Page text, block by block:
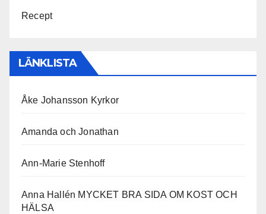
Recept
LÄNKLISTA
Åke Johansson Kyrkor
Amanda och Jonathan
Ann-Marie Stenhoff
Anna Hallén MYCKET BRA SIDA OM KOST OCH
HÄLSA